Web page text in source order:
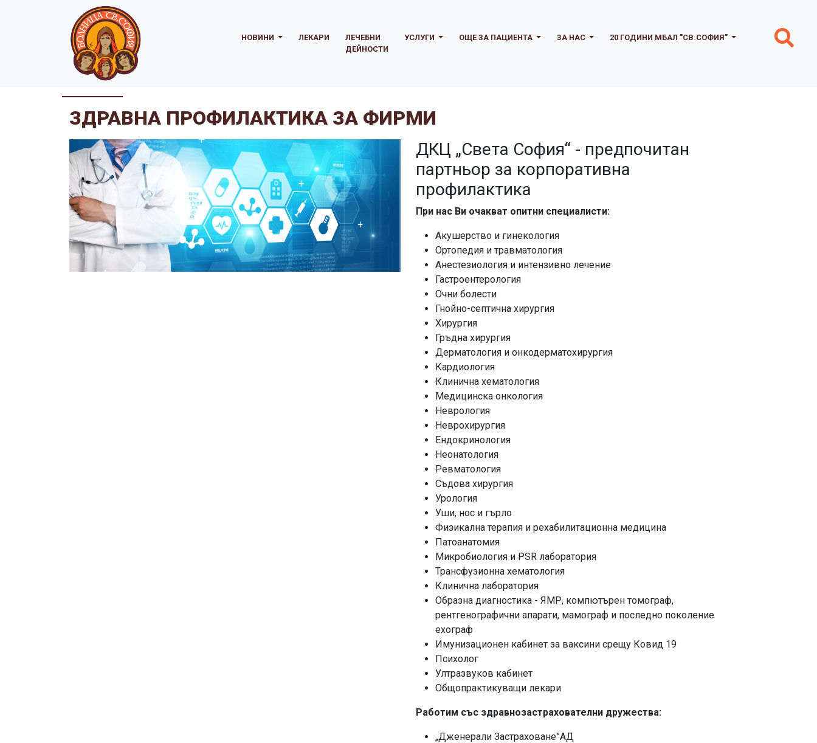
НОВИНИ ЛЕКАРИ
ЛЕЧЕБНИ
ДЕЙНОСТИ
УСЛУГИ ОЩЕ ЗА ПАЦИЕНТА ЗА НАС 20 ГОДИНИ МБАЛ "СВ.СОФИЯ"
ЗДРАВНА ПРОФИЛАКТИКА ЗА ФИРМИ
ДКЦ „Света София“ - предпочитан
партньор за корпоративна
профилактика
При нас Ви очакват опитни специалисти:
Акушерство и гинекология
Ортопедия и травматология
Анестезиология и интензивно лечение
Гастроентерология
Очни болести
Гнойно-септична хирургия
Хирургия
Гръдна хирургия
Дерматология и онкодерматохирургия
Кардиология
Клинична хематология
Медицинска онкология
Неврология
Неврохирургия
Ендокринология
Неонатология
Ревматология
Съдова хирургия
Урология
Уши, нос и гърло
Физикална терапия и рехабилитационна медицина
Патоанатомия
Микробиология и PSR лаборатория
Трансфузионна хематология
Клинична лаборатория
Образна диагностика - ЯМР, компютърен томограф,
рентгенографични апарати, мамограф и последно поколение
ехограф
Имунизационен кабинет за ваксини срещу Ковид 19
Психолог
Ултразвуков кабинет
Общопрактикуващи лекари
Работим със здравнозастрахователни дружества:
„Дженерали Застраховане”АД